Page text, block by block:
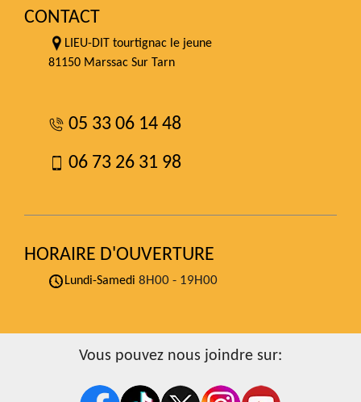
CONTACT
LIEU-DIT tourtignac le jeune
81150 Marssac Sur Tarn
05 33 06 14 48
06 73 26 31 98
HORAIRE D'OUVERTURE
Lundi-Samedi 8H00 - 19H00
Vous pouvez nous joindre sur: